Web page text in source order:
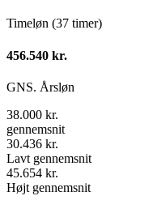
Timeløn (37 timer)
456.540 kr.
GNS. Årsløn
38.000 kr.
gennemsnit
30.436 kr.
Lavt gennemsnit
45.654 kr.
Højt gennemsnit